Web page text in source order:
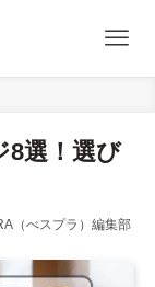
8選！選び
（べスプラ）編集部